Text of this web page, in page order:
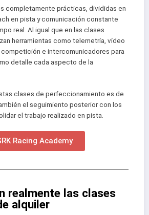
completamente prácticas, divididas en
en pista y comunicación constante
real. Al igual que en las clases
herramientas como telemetría, vídeo
e intercomunicadores para
detalle cada aspecto de la
clases de perfeccionamiento es de
el seguimiento posterior con los
el trabajo realizado en pista.
Racing Academy
realmente las clases
alquiler